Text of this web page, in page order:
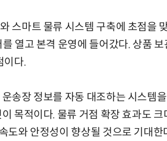
스마트 물류 시스템 구축에 초점을
열고 본격 운영에 들어갔다. 상품
이다.
송장 정보를 자동 대조하는 시스템
목적이다. 물류 거점 확장 효과도
도와 안정성이 향상될 것으로 기대한